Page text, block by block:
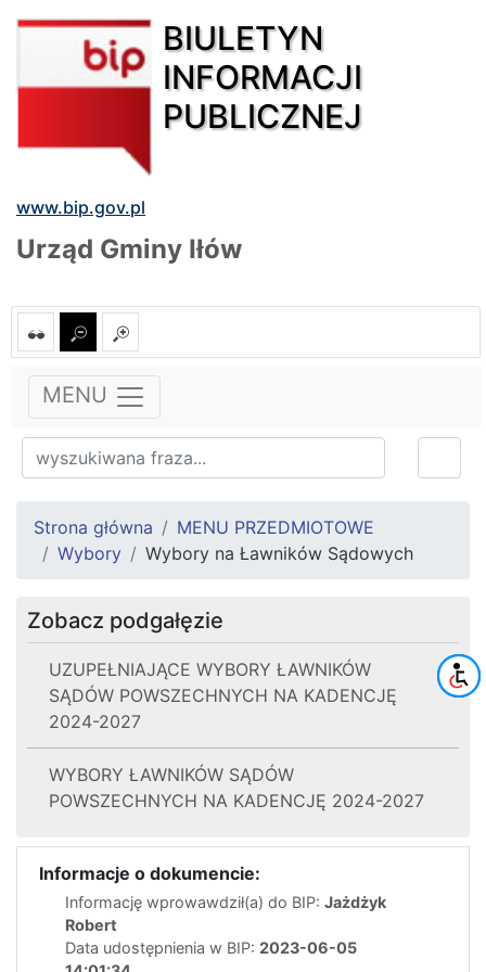
BIULETYN
INFORMACJI
PUBLICZNEJ
www.bip.gov.pl
Urząd Gminy Iłów
MENU
Strona główna
MENU PRZEDMIOTOWE
Wybory
Wybory na Ławników Sądowych
Zobacz podgałęzie
UZUPEŁNIAJĄCE WYBORY ŁAWNIKÓW
SĄDÓW POWSZECHNYCH NA KADENCJĘ
2024-2027
WYBORY ŁAWNIKÓW SĄDÓW
POWSZECHNYCH NA KADENCJĘ 2024-2027
Informacje o dokumencie:
Informację wprowawdził(a) do BIP: Jażdżyk
Robert
Data udostępnienia w BIP: 2023-06-05